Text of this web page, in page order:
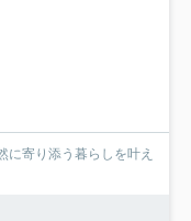
に寄り添う暮らしを叶え